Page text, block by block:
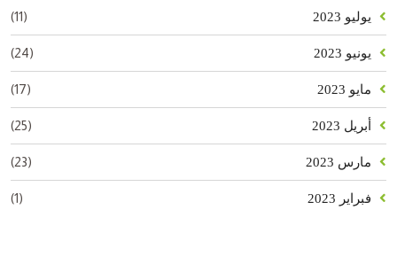
يوليو 2023 (11)
يونيو 2023 (24)
مايو 2023 (17)
أبريل 2023 (25)
مارس 2023 (23)
فبراير 2023 (1)